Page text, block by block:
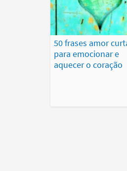
50 frases amor
para emocionar e
aquecer o coração